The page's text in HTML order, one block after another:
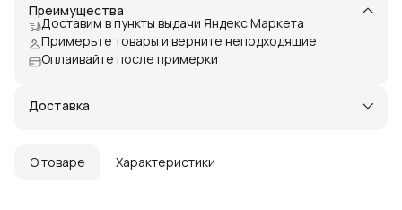
Преимущества
Доставим в пункты выдачи Яндекс Маркета
Примерьте товары и верните неподходящие
Оплаивайте после примерки
Доставка
О товаре Характеристики